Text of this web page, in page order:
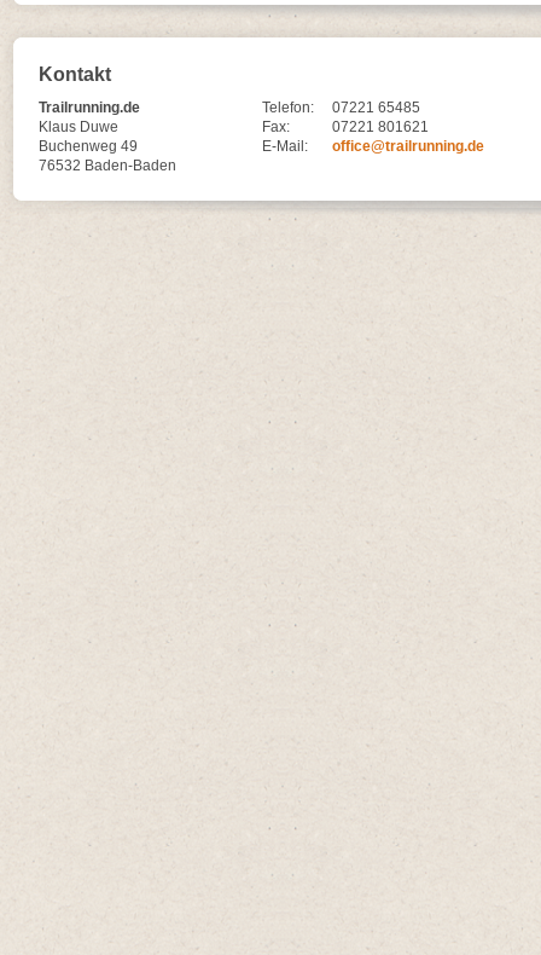
Kontakt
Trailrunning.de
Klaus Duwe
Buchenweg 49
76532 Baden-Baden
Telefon:
07221 65485
Fax:
07221 801621
E-Mail:
office@trailrunning.de